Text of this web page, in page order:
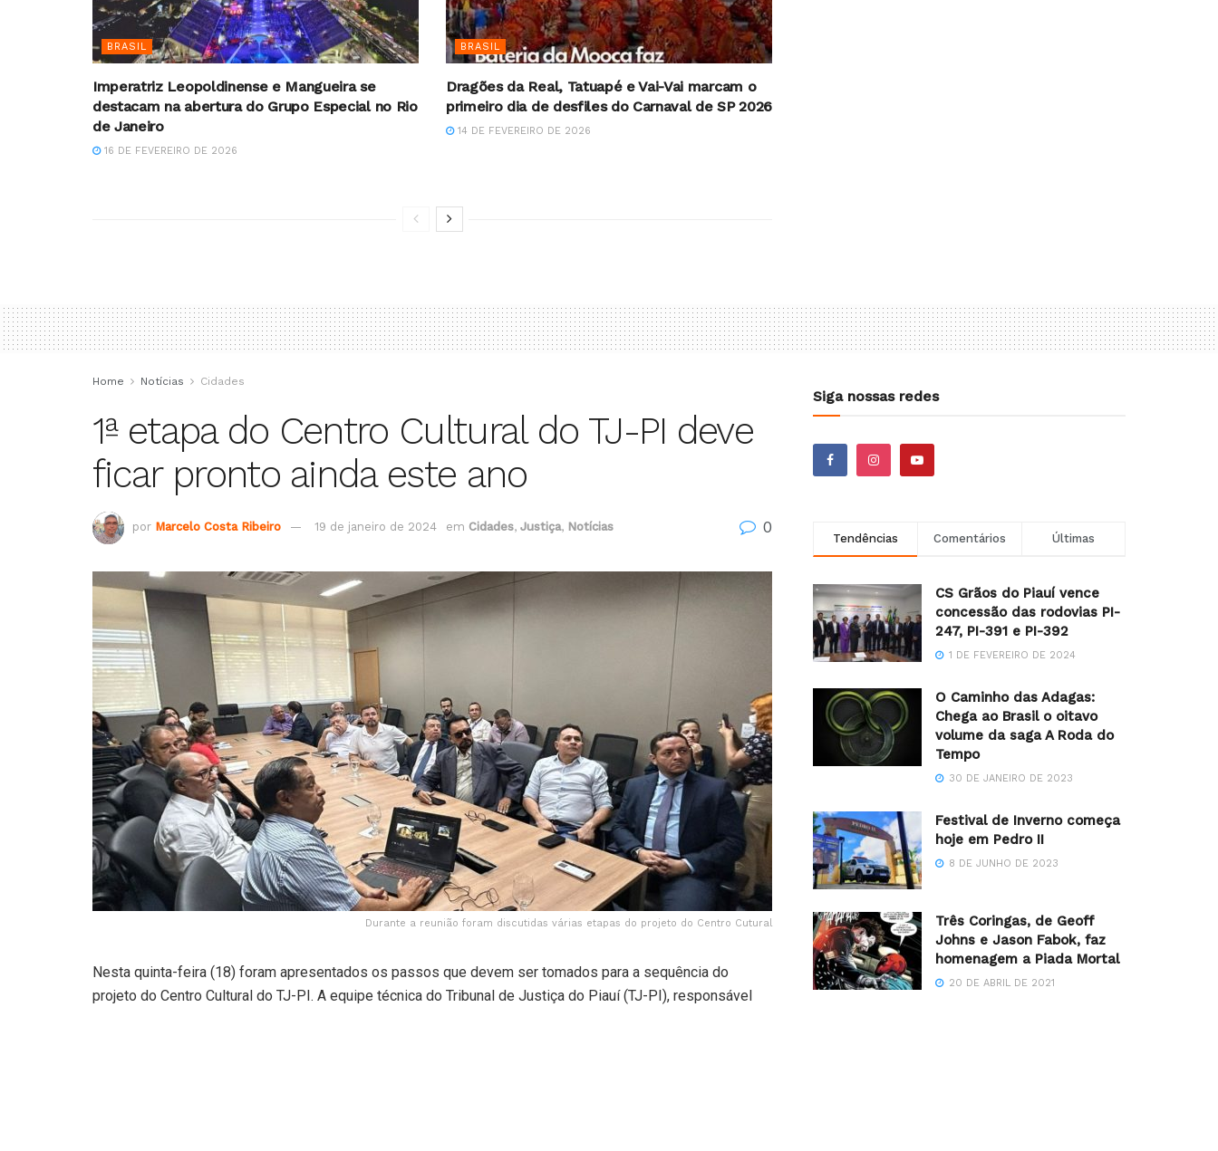
BRASIL
Imperatriz Leopoldinense e Mangueira se
destacam na abertura do Grupo Especial no Rio
de Janeiro
16 DE FEVEREIRO DE 2026
BRASIL
Dragões da Real, Tatuapé e Vai-Vai marcam o
primeiro dia de desfiles do Carnaval de SP 2026
14 DE FEVEREIRO DE 2026
Home Notícias Cidades
1ª etapa do Centro Cultural do TJ-PI deve
ficar pronto ainda este ano
por Marcelo Costa Ribeiro 19 de janeiro de 2024 em Cidades, Justiça, Notícias 0
Durante a reunião foram discutidas várias etapas do projeto do Centro Cutural
Nesta quinta-feira (18) foram apresentados os passos que devem ser tomados para a sequência do
projeto do Centro Cultural do TJ-PI. A equipe técnica do Tribunal de Justiça do Piauí (TJ-PI), responsável
Siga nossas redes
Tendências Comentários Últimas
CS Grãos do Piauí vence
concessão das rodovias PI-
247, PI-391 e PI-392
1 DE FEVEREIRO DE 2024
O Caminho das Adagas:
Chega ao Brasil o oitavo
volume da saga A Roda do
Tempo
30 DE JANEIRO DE 2023
Festival de Inverno começa
hoje em Pedro II
8 DE JUNHO DE 2023
Três Coringas, de Geoff
Johns e Jason Fabok, faz
homenagem a Piada Mortal
20 DE ABRIL DE 2021